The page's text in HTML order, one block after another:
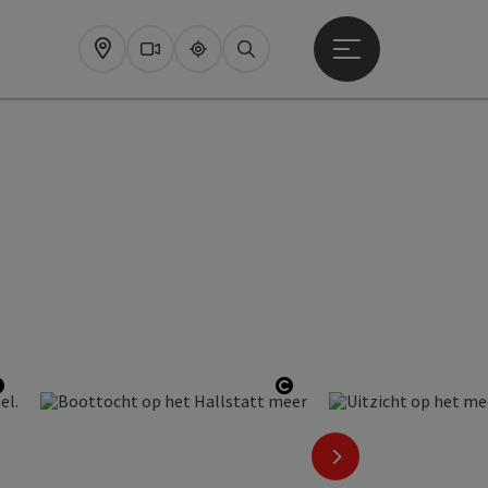
Map WebcamsUpperguide
Zoeken
Startmenu openen
Copyright Start Copyright
nächstes Element